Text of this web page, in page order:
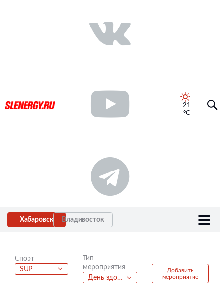
21
°C
Хабаровск Владивосток
Спорт
SUP
Тип
мероприятия
День здорового образа жизни
Добавить
мероприятие